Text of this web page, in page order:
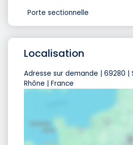
Porte sectionnelle
Localisation
Adresse sur demande | 69280 |
Rhône | France